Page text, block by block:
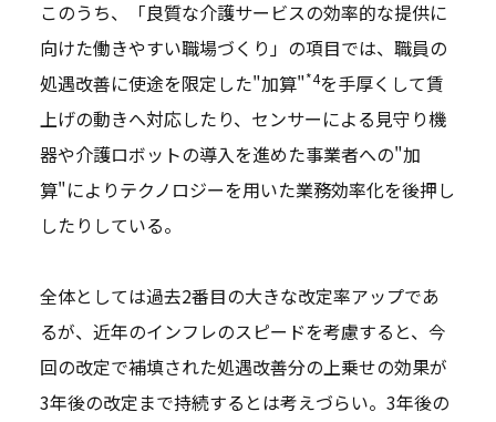
このうち、「良質な介護サービスの効率的な提供に
向けた働きやすい職場づくり」の項目では、職員の
処遇改善に使途を限定した"加算"*4を手厚くして賃
上げの動きへ対応したり、センサーによる見守り機
器や介護ロボットの導入を進めた事業者への"加
算"によりテクノロジーを用いた業務効率化を後押し
したりしている。
全体としては過去2番目の大きな改定率アップであ
るが、近年のインフレのスピードを考慮すると、今
回の改定で補填された処遇改善分の上乗せの効果が
3年後の改定まで持続するとは考えづらい。3年後の